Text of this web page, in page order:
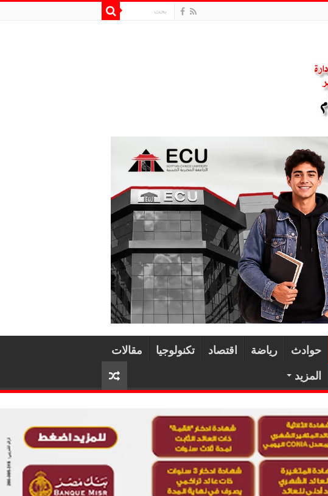
حوادث رياضة اقتصاد تكنولوجيا
مقالات
المزيد